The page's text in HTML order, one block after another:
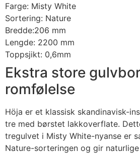
Farge: Misty White
Sortering: Nature
Bredde:206 mm
Lengde: 2200 mm
Toppsjikt: 0,6mm
Ekstra store
romfølelse
Höja er et klassisk skandinavisk-
tre med børstet lakkoverflate.
tregulvet i Misty White-nyanse er
Nature-sorteringen og gir